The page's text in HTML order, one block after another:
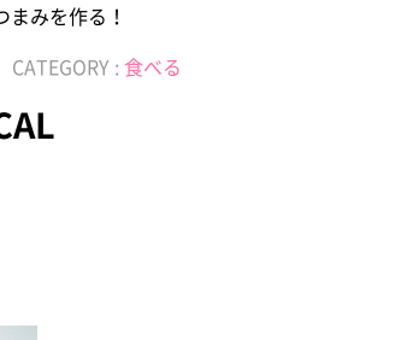
まみを作る！
CATEGORY : 食べる